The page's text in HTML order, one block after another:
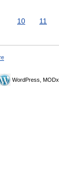
10 11
WordPress, MODx.